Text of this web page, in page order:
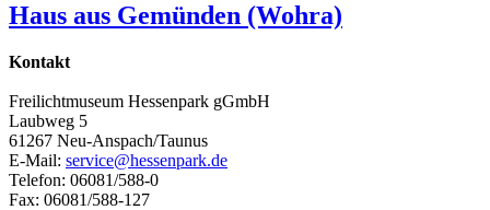
Haus aus Gemünden (Wohra)
Kontakt
Freilichtmuseum Hessenpark gGmbH
Laubweg 5
61267 Neu-Anspach/Taunus
E-Mail: service@hessenpark.de
Telefon: 06081/588-0
Fax: 06081/588-127